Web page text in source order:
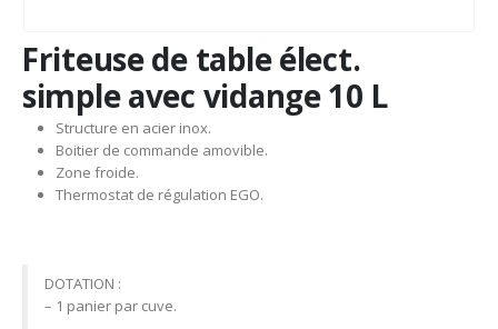
Friteuse de table élect.
simple avec vidange 10 L
Structure en acier inox.
Boitier de commande amovible.
Zone froide.
Thermostat de régulation EGO.
DOTATION :
– 1 panier par cuve.